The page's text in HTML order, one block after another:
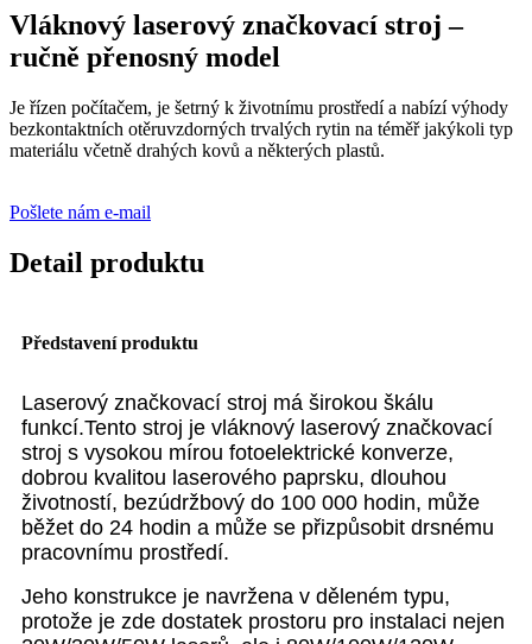
Vláknový laserový značkovací stroj –
ručně přenosný model
Je řízen počítačem, je šetrný k životnímu prostředí a nabízí výhody
bezkontaktních otěruvzdorných trvalých rytin na téměř jakýkoli typ
materiálu včetně drahých kovů a některých plastů.
Pošlete nám e-mail
Detail produktu
Představení produktu
Laserový značkovací stroj má širokou škálu
funkcí.Tento stroj je vláknový laserový značkovací
stroj s vysokou mírou fotoelektrické konverze,
dobrou kvalitou laserového paprsku, dlouhou
životností, bezúdržbový do 100 000 hodin, může
běžet do 24 hodin a může se přizpůsobit drsnému
pracovnímu prostředí.
Jeho konstrukce je navržena v děleném typu,
protože je zde dostatek prostoru pro instalaci nejen